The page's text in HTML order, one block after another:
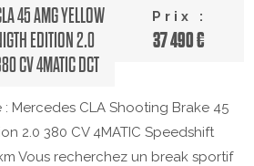
45 AMG YELLOW
EDITION 2.0
CV 4MATIC DCT
Prix :
37 490 €
Mercedes CLA Shooting Brake 45
2.0 380 CV 4MATIC Speedshift
Vous recherchez un break sportif